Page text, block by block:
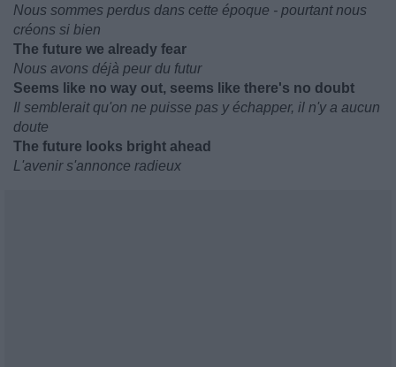
Nous sommes perdus dans cette époque - pourtant nous
créons si bien
The future we already fear
Nous avons déjà peur du futur
Seems like no way out, seems like there's no doubt
Il semblerait qu'on ne puisse pas y échapper, il n'y a aucun
doute
The future looks bright ahead
L'avenir s'annonce radieux